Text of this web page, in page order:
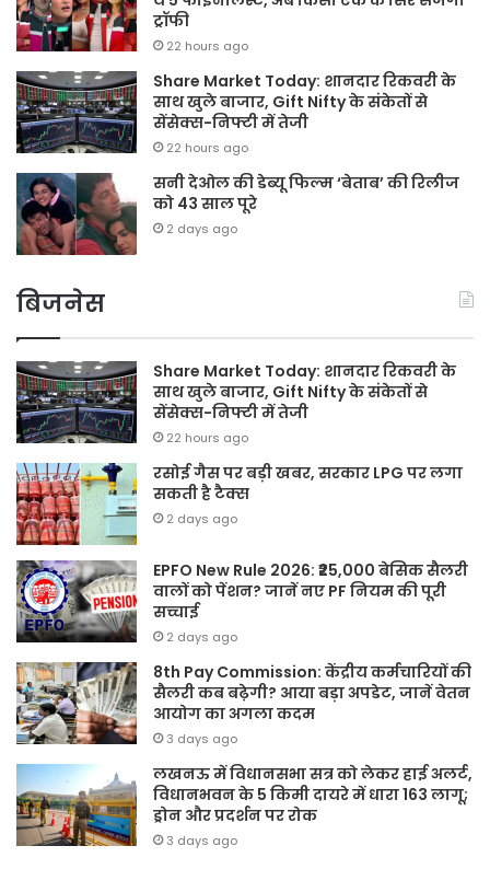
ट्रॉफी
22 hours ago
Share Market Today: शानदार रिकवरी के
साथ खुले बाजार, Gift Nifty के संकेतों से
सेंसेक्स-निफ्टी में तेजी
22 hours ago
सनी देओल की डेब्यू फिल्म ‘बेताब’ की रिलीज
को 43 साल पूरे
2 days ago
बिजनेस
Share Market Today: शानदार रिकवरी के
साथ खुले बाजार, Gift Nifty के संकेतों से
सेंसेक्स-निफ्टी में तेजी
22 hours ago
रसोई गैस पर बड़ी खबर, सरकार LPG पर लगा
सकती है टैक्स
2 days ago
EPFO New Rule 2026: ₹25,000 बेसिक सैलरी
वालों को पेंशन? जानें नए PF नियम की पूरी
सच्चाई
2 days ago
8th Pay Commission: केंद्रीय कर्मचारियों की
सैलरी कब बढ़ेगी? आया बड़ा अपडेट, जानें वेतन
आयोग का अगला कदम
3 days ago
लखनऊ में विधानसभा सत्र को लेकर हाई अलर्ट,
विधानभवन के 5 किमी दायरे में धारा 163 लागू;
ड्रोन और प्रदर्शन पर रोक
3 days ago